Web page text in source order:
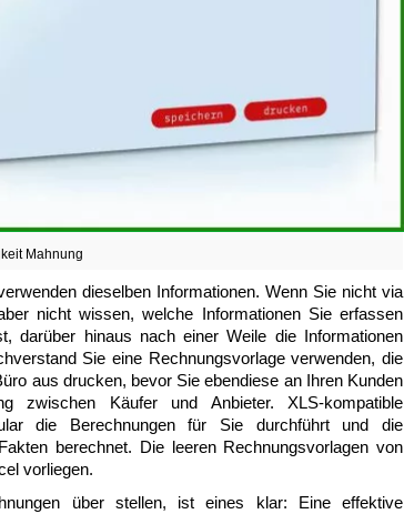
Mahnung
dieselben Informationen. Wenn Sie nicht via
nicht wissen, welche Informationen Sie erfassen
darüber hinaus nach einer Weile die Informationen
Sie eine Rechnungsvorlage verwenden, die
aus drucken, bevor Sie ebendiese an Ihren Kunden
zwischen Käufer und Anbieter. XLS-kompatible
die Berechnungen für Sie durchführt und die
berechnet. Die leeren Rechnungsvorlagen von
vorliegen.
über stellen, ist eines klar: Eine effektive